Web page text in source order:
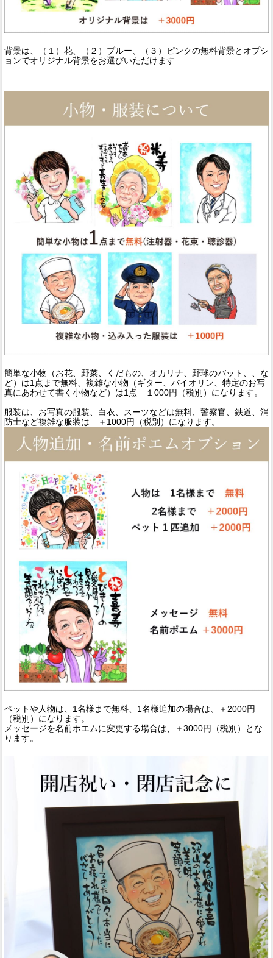
背景は、（１）花、（２）ブルー、（３）ピンクの無料背景とオプシ
ョンでオリジナル背景をお選びいただけます
簡単な小物（お花、野菜、くだもの、オカリナ、野球のバット、、な
ど）は1点まで無料、複雑な小物（ギター、バイオリン、特定のお写
真にあわせて書く小物など）は1点 １000円（税別）になります。
服装は、お写真の服装、白衣、スーツなどは無料、警察官、鉄道、消
防士など複雑な服装は ＋1000円（税別）になります。
ペットや人物は、1名様まで無料、1名様追加の場合は、＋2000円
（税別）になります。
メッセージを名前ポエムに変更する場合は、＋3000円（税別）とな
ります。